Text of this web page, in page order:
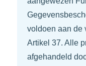
voldoen aan de
Artikel 37. Alle
afgehandeld